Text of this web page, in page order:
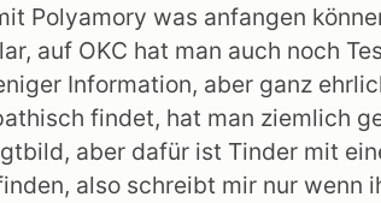
Polyamory was anfangen
auf OKC hat man auch noch
Information, aber ganz
findet, hat man ziemlich
aber dafür ist Tinder mit
also schreibt mir nur wenn